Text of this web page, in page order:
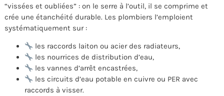
“vissées et oubliées” : on le serre à l’outil, il se comprime et
crée une étanchéité durable. Les plombiers l’emploient
systématiquement sur :
les raccords laiton ou acier des radiateurs,
les nourrices de distribution d’eau,
les vannes d’arrêt encastrées,
les circuits d’eau potable en cuivre ou PER avec
raccords à visser.